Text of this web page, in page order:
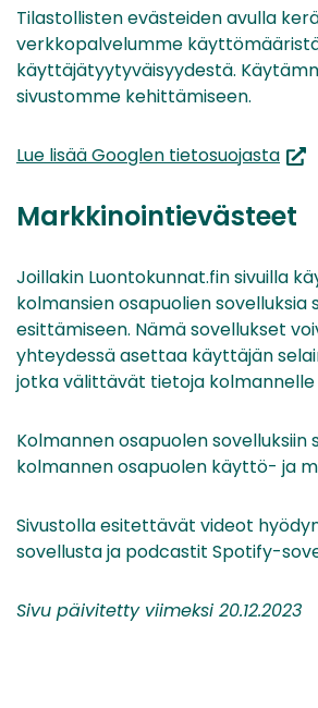
Tilastollisten evästeiden avulla
verkkopalvelumme
käyttäjätyytyväisyydestä.
sivustomme kehittämiseen.
Lue lisää Googlen tietosuojasta
Markkinointievästeet
Joillakin Luontokunnat.fin sivuilla
kolmansien osapuolien sovelluksia
esittämiseen. Nämä sovellukset
yhteydessä asettaa käyttäjän
jotka välittävät tietoja kolmannelle
Kolmannen osapuolen sovelluksiin
kolmannen osapuolen käyttö- ja
Sivustolla esitettävät videot
sovellusta ja podcastit Spotify-
Sivu päivitetty viimeksi 20.12.2023